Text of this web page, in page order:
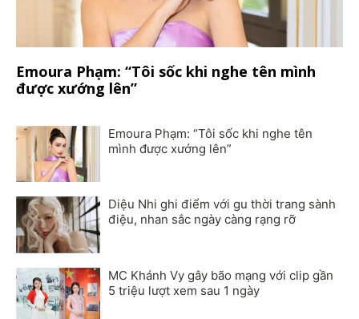
Emoura Phạm: “Tôi sốc khi nghe tên mình
được xướng lên”
Emoura Phạm: “Tôi sốc khi nghe tên
mình được xướng lên”
Diệu Nhi ghi điểm với gu thời trang sành
điệu, nhan sắc ngày càng rạng rỡ
MC Khánh Vy gây bão mạng với clip gần
5 triệu lượt xem sau 1 ngày